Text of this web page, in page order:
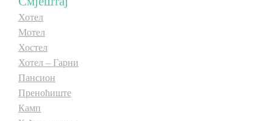
Хотел
Мотел
Хостел
Хотел – Гарни
Пансион
Преноћиште
Камп